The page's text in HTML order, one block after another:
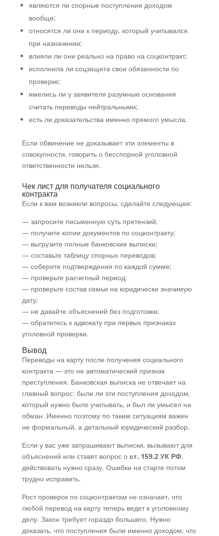
являются ли спорные поступления доходом
вообще;
относятся ли они к периоду, который учитывался
при назначении;
влияли ли они реально на право на соцконтракт;
исполнила ли соцзащита свои обязанности по
проверке;
имелись ли у заявителя разумные основания
считать переводы нейтральными;
есть ли доказательства именно прямого умысла.
Если обвинение не доказывает эти элементы в
совокупности, говорить о бесспорной уголовной
ответственности нельзя.
Чек лист для получателя социального
контракта
Если к вам возникли вопросы, сделайте следующее:
— запросите письменную суть претензий;
— получите копии документов по соцконтракту;
— выгрузите полные банковские выписки;
— составьте таблицу спорных переводов;
— соберите подтверждения по каждой сумме;
— проверьте расчетный период;
— проверьте состав семьи на юридически значимую
дату;
— не давайте объяснений без подготовки;
— обратитесь к адвокату при первых признаках
уголовной проверки.
Вывод
Переводы на карту после получения социального
контракта — это не автоматический признак
преступления. Банковская выписка не отвечает на
главный вопрос: были ли эти поступления доходом,
который нужно было учитывать, и был ли умысел на
обман. Именно поэтому по таким ситуациям важен
не формальный, а детальный юридический разбор.
Если у вас уже запрашивают выписки, вызывают для
объяснений или ставят вопрос о ст. 159.2 УК РФ,
действовать нужно сразу. Ошибки на старте потом
трудно исправить.
Рост проверок по соцконтрактам не означает, что
любой перевод на карту теперь ведет к уголовному
делу. Закон требует гораздо большего. Нужно
доказать, что поступления были именно доходом, что